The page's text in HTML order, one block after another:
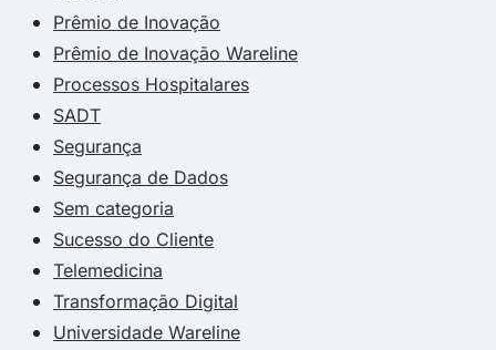
Prêmio de Inovação
Prêmio de Inovação Wareline
Processos Hospitalares
SADT
Segurança
Segurança de Dados
Sem categoria
Sucesso do Cliente
Telemedicina
Transformação Digital
Universidade Wareline